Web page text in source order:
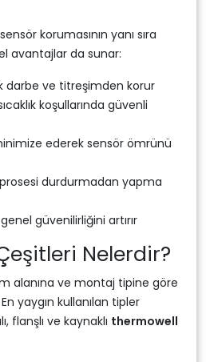
korumasının yanı sıra
avantajlar da sunar:
darbe ve titreşimden korur
koşullarında güvenli
ederek sensör ömrünü
durdurmadan yapma
güvenilirliğini artırır
Nelerdir?
alanına ve montaj tipine göre
yaygın kullanılan tipler
flanşlı ve kaynaklı thermowell